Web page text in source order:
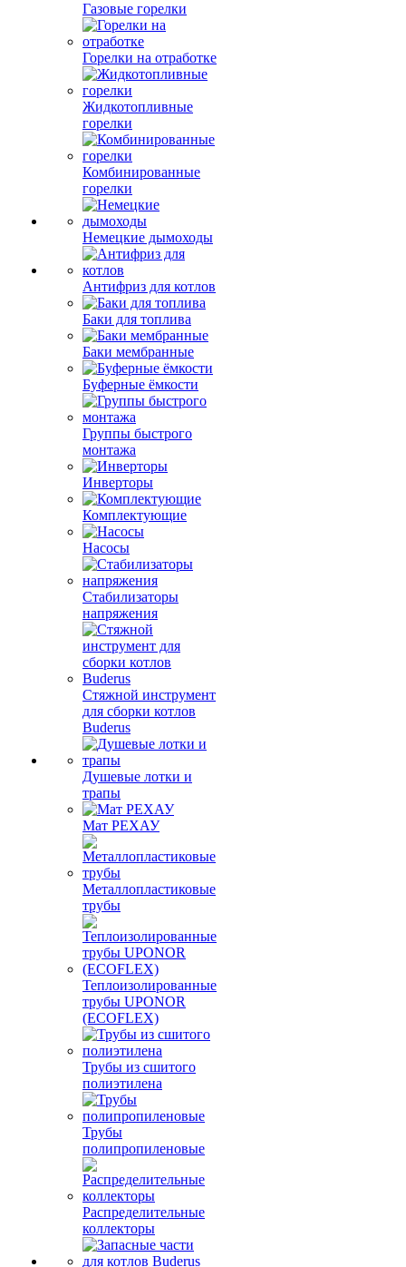
Газовые горелки
Горелки на отработке
Жидкотопливные
горелки
Комбинированные
горелки
Немецкие дымоходы
Антифриз для котлов
Баки для топлива
Баки мембранные
Буферные ёмкости
Группы быстрого
монтажа
Инверторы
Комплектующие
Насосы
Стабилизаторы
напряжения
Стяжной инструмент
для сборки котлов
Buderus
Душевые лотки и
трапы
Мат РЕХАУ
Металлопластиковые
трубы
Теплоизолированные
трубы UPONOR
(ECOFLEX)
Трубы из сшитого
полиэтилена
Трубы
полипропиленовые
Распределительные
коллекторы